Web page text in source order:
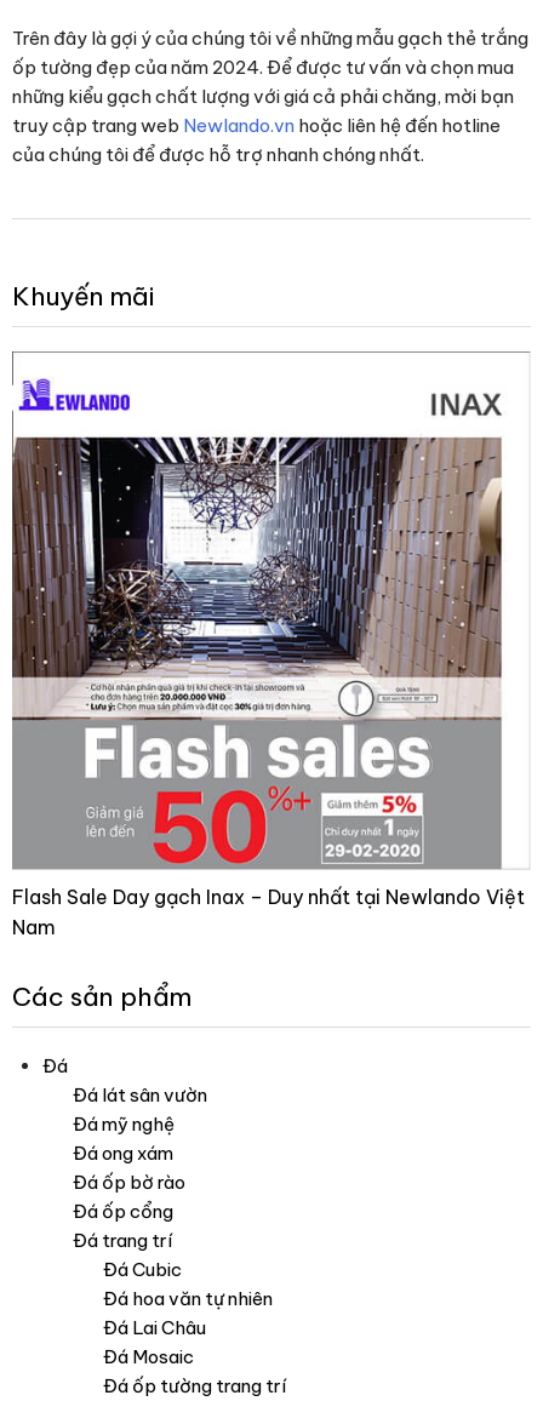
Trên đây là gợi ý của chúng tôi về những mẫu gạch thẻ trắng
ốp tường đẹp của năm 2024. Để được tư vấn và chọn mua
những kiểu gạch chất lượng với giá cả phải chăng, mời bạn
truy cập trang web Newlando.vn hoặc liên hệ đến hotline
của chúng tôi để được hỗ trợ nhanh chóng nhất.
Khuyến mãi
Flash Sale Day gạch Inax – Duy nhất tại Newlando Việt
Nam
Các sản phẩm
Đá
Đá lát sân vườn
Đá mỹ nghệ
Đá ong xám
Đá ốp bờ rào
Đá ốp cổng
Đá trang trí
Đá Cubic
Đá hoa văn tự nhiên
Đá Lai Châu
Đá Mosaic
Đá ốp tường trang trí